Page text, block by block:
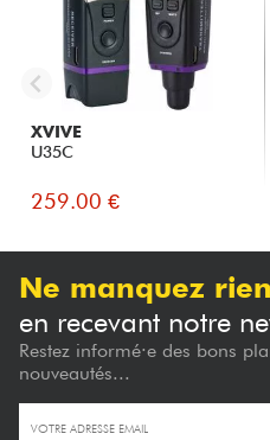
XVIVE
U35C
259.00 €
Ne manquez rien
en recevant notre
Restez informé·e des bons
nouveautés...